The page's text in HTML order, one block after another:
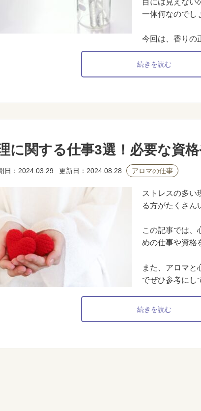
一体何なのでし
今回は、香りの
続きを読む
に関する仕事3選！必要な資
日：2024.03.29 更新日：2024.08.28 アロマの仕事
ストレスの多い
る方がたくさん
この記事では、
めの仕事や資格
また、アロマと
でぜひ参考にし
続きを読む